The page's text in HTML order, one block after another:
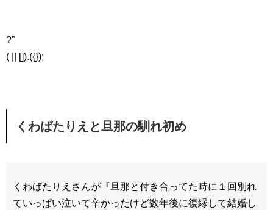
?”
( || []).({});
くわばたりえと旦那の馴れ初め
くわばたりえさんが『旦那と付き合ってた時に１回別れ
ていっぱい泣いて辛かったけど数年後に復縁して結婚し